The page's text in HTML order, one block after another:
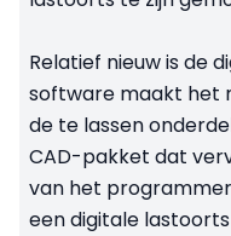
Relatief nieuw is de
software maakt het
de te lassen
CAD-pakket dat
van het
een digitale